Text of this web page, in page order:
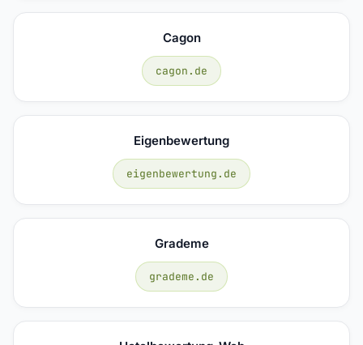
Cagon
cagon.de
Eigenbewertung
eigenbewertung.de
Grademe
grademe.de